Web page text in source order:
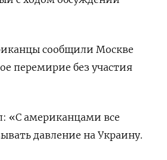
сообщили Москве
перемирие без участия
«С американцами все
давление на Украину.